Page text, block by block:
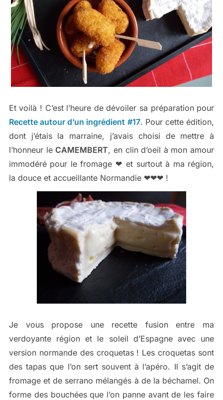
Et voilà ! C’est l’heure de dévoiler sa préparation pour
Recette autour d’un ingrédient #17. Pour cette édition,
dont j’étais la marraine, j’avais choisi de mettre à
l’honneur leCAMEMBERT, en clin d’oeil à mon amour
immodéré pour le fromage ❤ et surtout à ma région,
la douce et accueillante Normandie ❤❤❤ !
Je vous propose une recette fusion entre ma
verdoyante région et le soleil d’Espagne avec une
version normande des croquetas ! Les croquetas sont
des tapas que l’on sert souvent à l’apéro. Il s’agit de
fromage et de serrano mélangés à de la béchamel. On
forme des bouchées que l’on panne avant de les faire